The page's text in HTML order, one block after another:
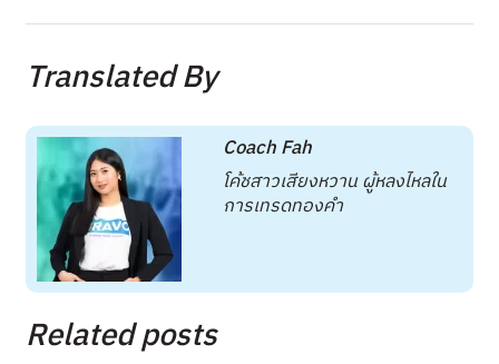
Translated By
Coach Fah
โค้ชสาวเสียงหวาน ผู้หลงไหลใน
การเทรดทองคำ
Related posts